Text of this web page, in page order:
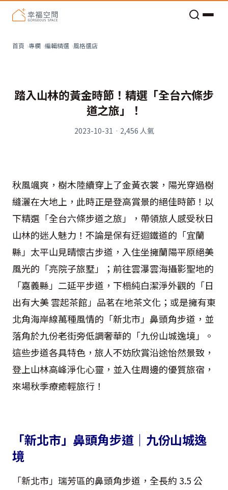
首頁 專欄 編輯精選 風格選店
踏入山林的黃金時節！精選「全台六條步
道之旅」！
2023-10-31 · 2,456 人氣
秋風颯爽，樹木陸續穿上了金黃衣裳，陽光穿過樹
縫灑在大地上，此時正是登高賞景的絕佳時節！以
下精選「全台六條步道之旅」，帶領旅人感受秋日
山林的迷人魅力！不論是保有迂迴鐵道的「宜蘭
縣」太平山見晴懷古步道，入住坐擁蘭陽平原絕美
風光的「亮院子旅墅」；前往雲瀑雲海攝影聖地的
「嘉義縣」二延平步道，下榻純白潔淨外觀的「日
出有大美 雲起茶館」品茗在地茶文化；或是擁有東
北角海岸線萬種風情的「新北市」鼻頭角步道，並
落角於九份老街旁低調奢華的「九份山城逸境」。
這些步道各具特色，旅人不妨欣賞沿途怡然景致，
登上山林高峰淨化心靈，並入住周邊的優質旅宿，
來場秋季療癒輕旅行！
「新北市」鼻頭角步道｜九份山城逸
境
「新北市」瑞芳區的鼻頭角步道，全長約 3.5 公